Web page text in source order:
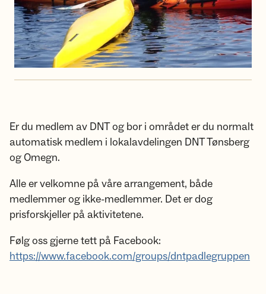
Er du medlem av DNT og bor i området er du normalt
automatisk medlem i lokalavdelingen DNT Tønsberg
og Omegn.
Alle er velkomne på våre arrangement, både
medlemmer og ikke-medlemmer. Det er dog
prisforskjeller på aktivitetene.
Følg oss gjerne tett på Facebook:
https://www.facebook.com/groups/dntpadlegruppen